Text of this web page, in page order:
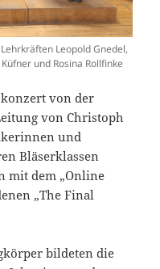
Leopold Gnedel,
und Rosina Rollfinke
von der
von Christoph
und
Bläserklassen
mit dem „Online
„The Final
bildeten die